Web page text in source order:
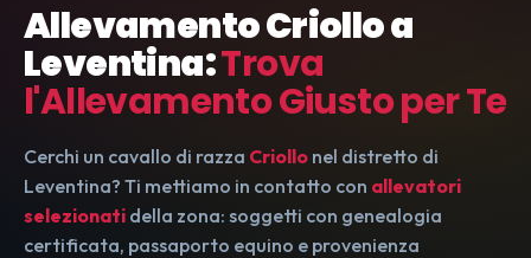
Allevamento Criollo a
Leventina:Trova
l'Allevamento Giusto per Te
Cerchi un cavallo di razza Criollo nel distretto di
Leventina? Ti mettiamo in contatto con allevatori
selezionati della zona: soggetti con genealogia
certificata, passaporto equino e provenienza